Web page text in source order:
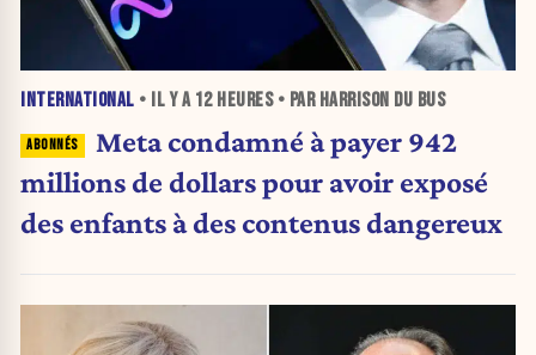
INTERNATIONAL • IL Y A 12 HEURES• PAR HARRISON DU BUS
Meta condamné à payer 942
millions de dollars pour avoir exposé
des enfants à des contenus dangereux